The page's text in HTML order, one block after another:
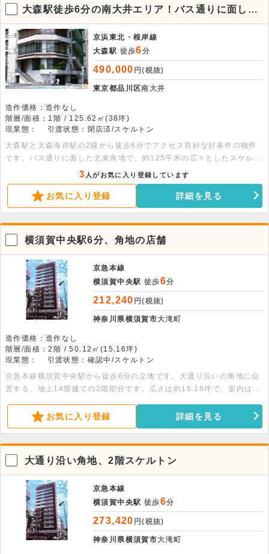
大森駅徒歩6分の南大井エリア！バス通りに面した
北東角地2階店舗
京浜東北・根岸線
大森駅 徒歩6分
490,000 円(税抜)
東京都品川区南大井
造作価格：造作なし
階層/面積：1階 / 125.62㎡(38坪)
現業態：
引渡状態：閉店済/スケルトン
大森駅と大森海岸駅の2線から徒歩6分でアクセス良好な好条件の物件
です。バス通りに面した北東角地で、約125平米の広々としたスケルト
ン仕様。医院やジムなど幅広い業態におすすめですので、お気軽にご相
談ください。
3 人がお気に入り登録しています
お気に入り登録 詳細を見る
横須賀中央駅6分、角地の店舗
京急本線
横須賀中央駅 徒歩6分
212,240 円(税抜)
神奈川県横須賀市大滝町
造作価格：造作なし
階層/面積：2階 / 50.12㎡(15.16坪)
現業態：
引渡状態：確認中/スケルトン
京急本線横須賀中央駅から徒歩6分の立地です。大通り沿いの角地に位
置する、地上14階建ての2階部分です。広さは約15.16坪で、室内はス
やクリニックなど幅広い業態のご相談が可能です。諸条件のご相談など
は、お気軽にお問い合わせください。
お気に入り登録 詳細を見る
大通り沿い角地、2階スケルトン
京急本線
横須賀中央駅 徒歩6分
273,420 円(税抜)
神奈川県横須賀市大滝町